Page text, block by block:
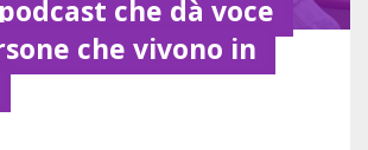
che dà voce
che vivono in